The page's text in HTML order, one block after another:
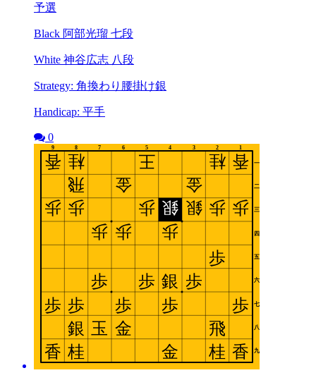
予選
Black 阿部光瑠 七段
White 神谷広志 八段
Strategy: 角換わり腰掛け銀
Handicap: 平手
0